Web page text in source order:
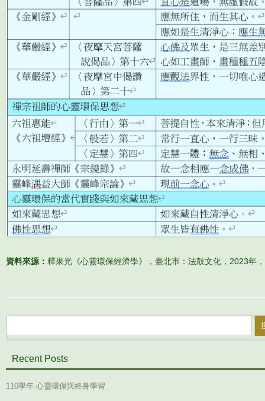
資料來源： 釋果光《心靈環保經濟學》，臺北市：法鼓文化，2023年
Recent Posts
110學年 心靈環保與終身學習